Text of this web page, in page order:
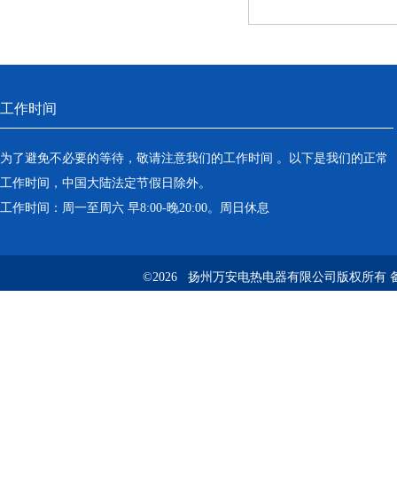
工作时间
为了避免不必要的等待，敬请注意我们的工作时间 。以下是我们的正常
工作时间，中国大陆法定节假日除外。
工作时间：周一至周六 早8:00-晚20:00。周日休息
©2026 扬州万安电热电器有限公司版权所有